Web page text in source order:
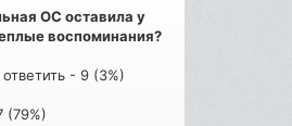
ОС оставила у
воспоминания?
- 9 (3%)
(79%)